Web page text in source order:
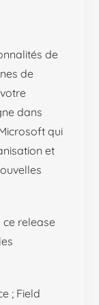
de
de
dans
qui
et
release
; Field